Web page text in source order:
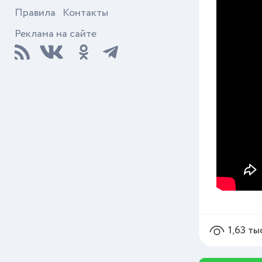
Правила Контакты
Реклама на сайте
1,63